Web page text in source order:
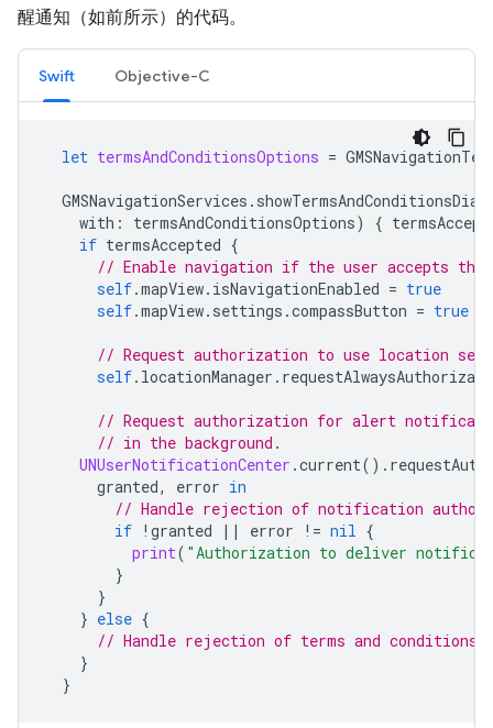
醒通知（如前所示）的代码。
Swift Objective-C
let termsAndConditionsOptions =
GMSNavigationServices .
with : termsAndConditionsOptions) {
if termsAccepted {
// Enable navigation if the user accepts the
self.mapView. isNavigationEnabled = true
self.mapView. settings .compassButton = true
// Request authorization to use location
self. locationManager .
// Request authorization for alert
// in the background.
UNUserNotificationCenter .current().
granted, error in
// Handle rejection of notification
if ! granted || error != nil {
print( "Authorization to deliver
}
}
} else {
// Handle rejection of terms and conditions.
}
}